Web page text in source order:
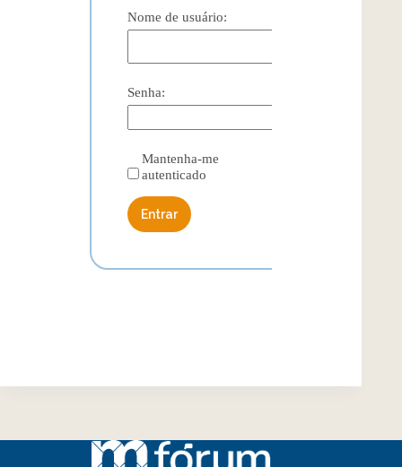
Nome de usuário:
Senha:
Mantenha-me
autenticado
Entrar